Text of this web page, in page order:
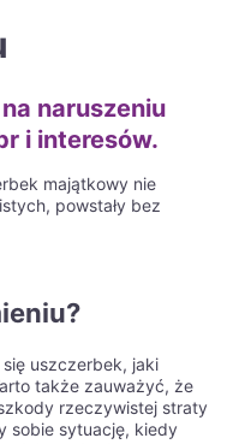
naruszeniu
i interesów.
majątkowy nie
powstały bez
uszczerbek, jaki
także zauważyć, że
rzeczywistej straty
sobie sytuację, kiedy